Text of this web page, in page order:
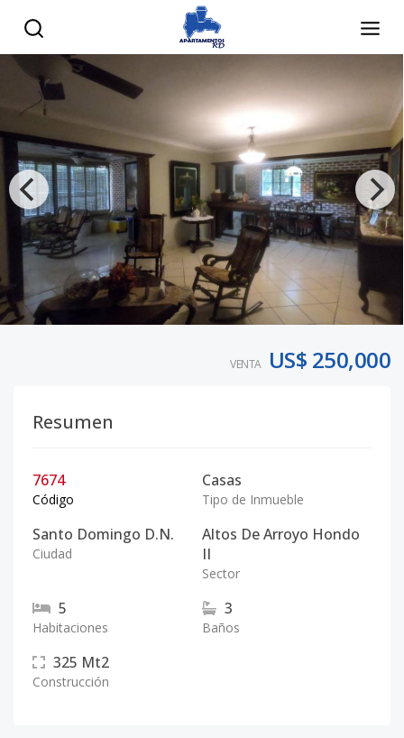
VENTA US$ 250,000
Resumen
7674
Código
Casas
Tipo de Inmueble
Santo Domingo D.N.
Ciudad
Altos De Arroyo Hondo
II
Sector
5
Habitaciones
3
Baños
325 Mt2
Construcción